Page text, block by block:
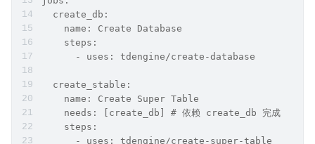
  create_db:
    name: Create Database
    steps:
      - uses: tdengine/create-database
  create_stable:
    name: Create Super Table
    needs: [create_db] # 依赖 create_db 完成
    steps:
      - uses: tdengine/create-super-table